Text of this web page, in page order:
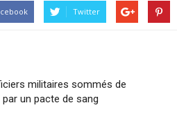
Twitter
militaires sommés de
un pacte de sang